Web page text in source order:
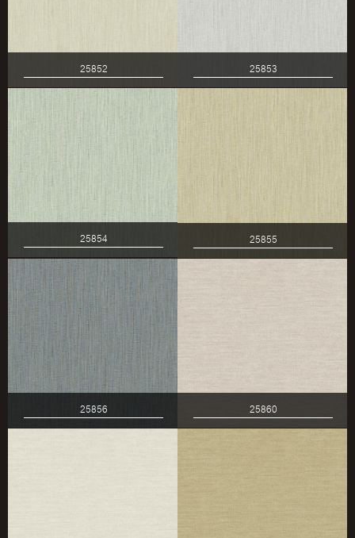
25852 25853
25854 25855
25856 25860